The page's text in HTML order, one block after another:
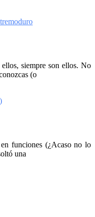
siempre son ellos. No
(o
funciones (¿Acaso no lo
una